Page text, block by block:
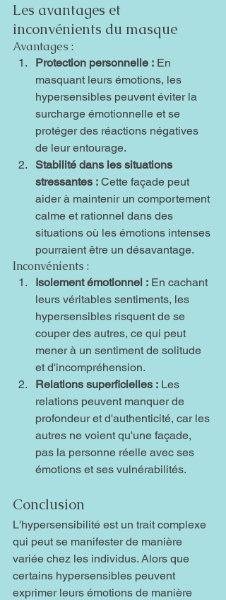
Les avantages et
inconvénients du masque
Avantages :
Protection personnelle : En
masquant leurs émotions, les
hypersensibles peuvent éviter la
surcharge émotionnelle et se
protéger des réactions négatives
de leur entourage.
Stabilité dans les situations
stressantes : Cette façade peut
aider à maintenir un comportement
calme et rationnel dans des
situations où les émotions intenses
pourraient être un désavantage.
Inconvénients :
Isolement émotionnel : En cachant
leurs véritables sentiments, les
hypersensibles risquent de se
couper des autres, ce qui peut
mener à un sentiment de solitude
et d'incompréhension.
Relations superficielles : Les
relations peuvent manquer de
profondeur et d'authenticité, car les
autres ne voient qu'une façade,
pas la personne réelle avec ses
émotions et ses vulnérabilités.
Conclusion
L'hypersensibilité est un trait complexe
qui peut se manifester de manière
variée chez les individus. Alors que
certains hypersensibles peuvent
exprimer leurs émotions de manière